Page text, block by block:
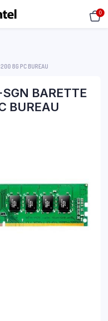
0
8G PC BUREAU
BARETTE
BUREAU